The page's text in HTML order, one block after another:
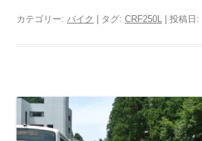
カテゴリー: バイク | タグ: CRF250L | 投稿日: